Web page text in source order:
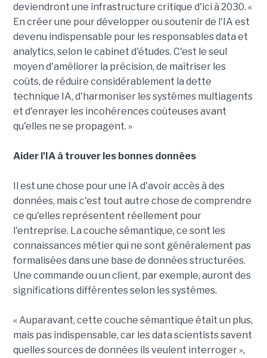
deviendront une infrastructure critique d'ici à 2030. «
En créer une pour développer ou soutenir de l'IA est
devenu indispensable pour les responsables data et
analytics, selon le cabinet d'études. C'est le seul
moyen d'améliorer la précision, de maîtriser les
coûts, de réduire considérablement la dette
technique IA, d'harmoniser les systèmes multiagents
et d'enrayer les incohérences coûteuses avant
qu'elles ne se propagent. »
Aider l'IA à trouver les bonnes données
Il est une chose pour une IA d'avoir accès à des
données, mais c'est tout autre chose de comprendre
ce qu'elles représentent réellement pour
l'entreprise. La couche sémantique, ce sont les
connaissances métier qui ne sont généralement pas
formalisées dans une base de données structurées.
Une commande ou un client, par exemple, auront des
significations différentes selon les systèmes.
« Auparavant, cette couche sémantique était un plus,
mais pas indispensable, car les data scientists savent
quelles sources de données ils veulent interroger »,